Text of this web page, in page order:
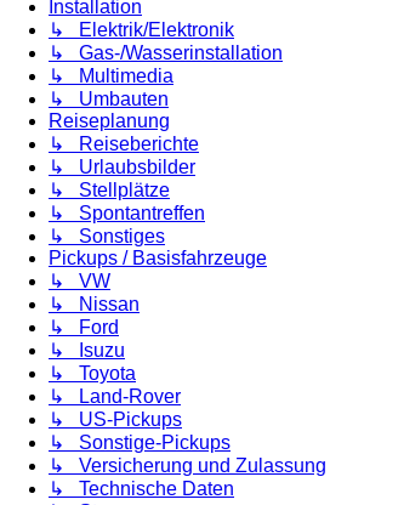
Installation
↳ Elektrik/Elektronik
↳ Gas-/Wasserinstallation
↳ Multimedia
↳ Umbauten
Reiseplanung
↳ Reiseberichte
↳ Urlaubsbilder
↳ Stellplätze
↳ Spontantreffen
↳ Sonstiges
Pickups / Basisfahrzeuge
↳ VW
↳ Nissan
↳ Ford
↳ Isuzu
↳ Toyota
↳ Land-Rover
↳ US-Pickups
↳ Sonstige-Pickups
↳ Versicherung und Zulassung
↳ Technische Daten